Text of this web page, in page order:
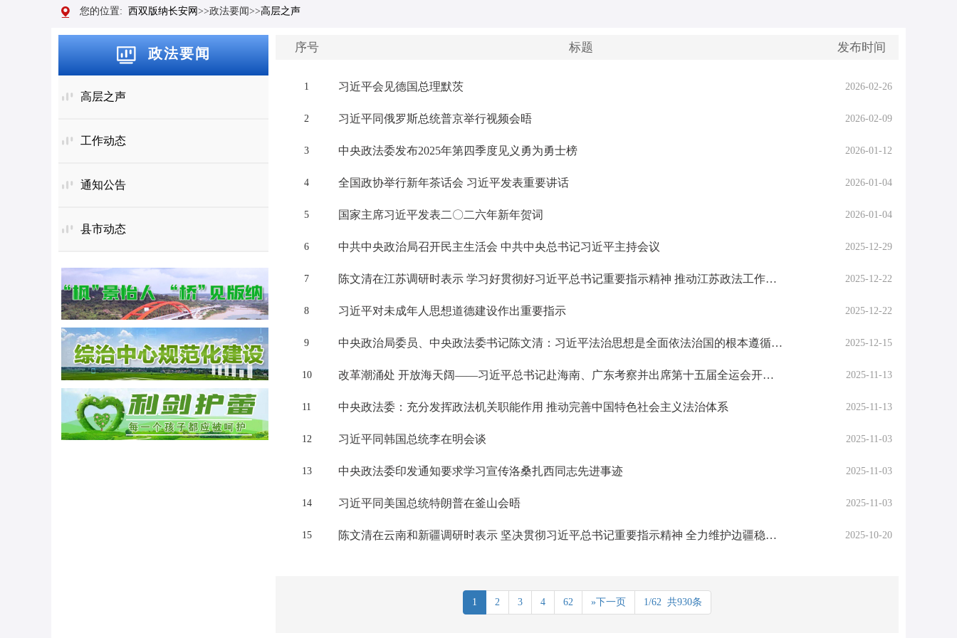
2025年度云南“最美政法干警”人选公示
政法要闻
高层之声
工作动态
通知公告
县市动态
您的位置: 西双版纳长安网 >>政法要闻>>高层之声
序号 标题 发布时间
1 2026-02-26
习近平会见德国总理默茨
2 2026-02-09
习近平同俄罗斯总统普京举行视频会晤
3 2026-01-12
中央政法委发布2025年第四季度见义勇为勇士榜
4 2026-01-04
全国政协举行新年茶话会 习近平发表重要讲话
5 2026-01-04
国家主席习近平发表二〇二六年新年贺词
6 2025-12-29
中共中央政治局召开民主生活会 中共中央总书记习近平主持会议
7 2025-12-22
陈文清在江苏调研时表示 学习好贯彻好习近平总书记重要指示精神 推动江苏政法工作在全国走在前当表率
8 2025-12-22
习近平对未成年人思想道德建设作出重要指示
9 2025-12-15
中央政治局委员、中央政法委书记陈文清：习近平法治思想是全面依法治国的根本遵循和行动指南
10 2025-11-13
改革潮涌处 开放海天阔——习近平总书记赴海南、广东考察并出席第十五届全运会开幕式纪实
11 2025-11-13
中央政法委：充分发挥政法机关职能作用 推动完善中国特色社会主义法治体系
12 2025-11-03
习近平同韩国总统李在明会谈
13 2025-11-03
中央政法委印发通知要求学习宣传洛桑扎西同志先进事迹
14 2025-11-03
习近平同美国总统特朗普在釜山会晤
15 2025-10-20
陈文清在云南和新疆调研时表示 坚决贯彻习近平总书记重要指示精神 全力维护边疆稳固边境安全人民安宁
1 2 3 4 62 »下一页 1/62 共930条